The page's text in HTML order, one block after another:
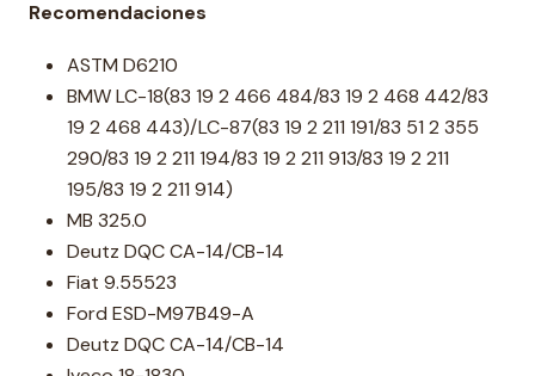
Recomendaciones
ASTM D6210
BMW LC-18(83 19 2 466 484/83 19 2 468 442/83
19 2 468 443)/LC-87(83 19 2 211 191/83 51 2 355
290/83 19 2 211 194/83 19 2 211 913/83 19 2 211
195/83 19 2 211 914)
MB 325.0
Deutz DQC CA-14/CB-14
Fiat 9.55523
Ford ESD-M97B49-A
Deutz DQC CA-14/CB-14